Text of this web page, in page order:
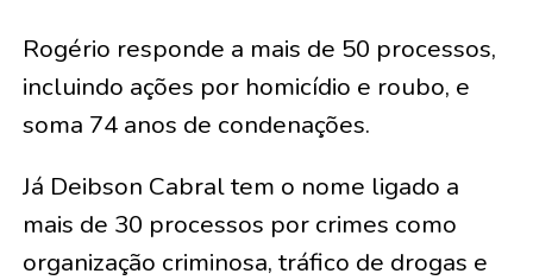
Rogério responde a mais de 50 processos,
incluindo ações por homicídio e roubo, e
soma 74 anos de condenações.
Já Deibson Cabral tem o nome ligado a
mais de 30 processos por crimes como
organização criminosa, tráfico de drogas e